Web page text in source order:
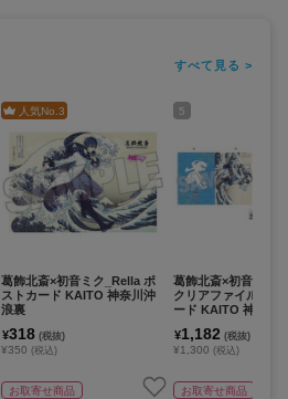
すべて見る >
人気No. 3
葛飾北斎×初音ミク_Rella ポ
ストカード KAITO 神奈川沖
浪裏
¥318 (税抜)
¥350 (税込)
お取寄せ商品
5
葛飾北斎×初音ミク
クリアファイル2枚
ード KAITO 神奈川
¥1,182 (税抜)
¥1,300 (税込)
お取寄せ商品